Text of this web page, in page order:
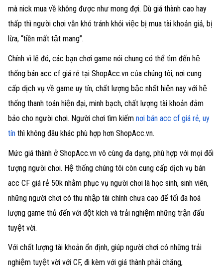
mà nick mua về không được như mong đợi. Dù giá thành cao hay
thấp thì người chơi vẫn khó tránh khỏi việc bị mua tài khoản giả, bị
lừa, “tiền mất tật mang”.
Chính vì lẽ đó, các bạn chơi game nói chung có thể tìm đến hệ
thống bán acc cf giá rẻ tại ShopAcc.vn của chúng tôi, nơi cung
cấp dịch vụ về game uy tín, chất lượng bậc nhất hiện nay với hệ
thống thanh toán hiện đại, minh bạch, chất lượng tài khoản đảm
bảo cho người chơi. Người chơi tìm kiếm nơi bán acc cf giá rẻ, uy
tín thì không đâu khác phù hợp hơn ShopAcc.vn.
Mức giá thành ở ShopAcc.vn vô cùng đa dạng, phù hợp với mọi đối
tượng người chơi. Hệ thống chúng tôi còn cung cấp dịch vụ bán
acc CF giá rẻ 50k nhằm phục vụ người chơi là học sinh, sinh viên,
những người chơi có thu nhập tài chính chưa cao để tối đa hoá
lượng game thủ đến với đột kích và trải nghiệm những trận đấu
tuyệt vời.
Với chất lượng tài khoản ổn định, giúp người chơi có những trải
nghiệm tuyệt vời với CF, đi kèm với giá thành phải chăng,